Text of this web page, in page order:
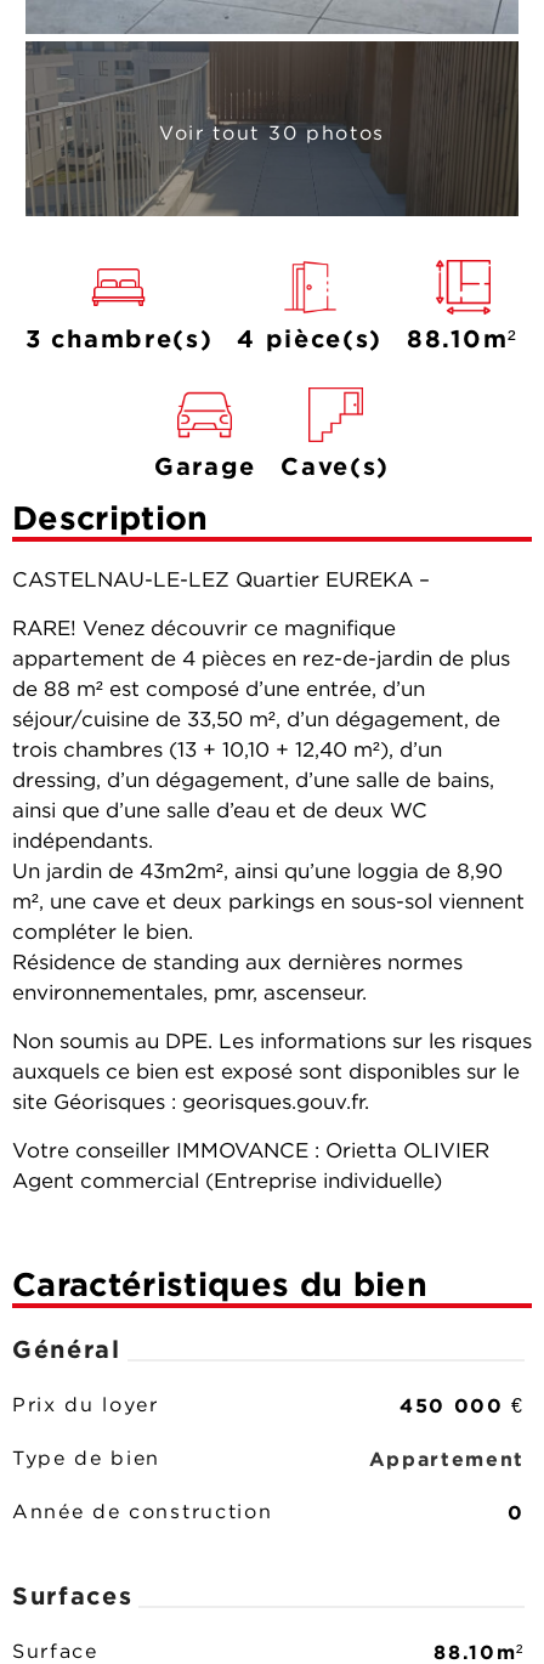
Voir tout 30 photos
3 chambre(s) 4 pièce(s) 88.10m²
Garage Cave(s)
Description
CASTELNAU-LE-LEZ Quartier EUREKA –
RARE! Venez découvrir ce magnifique
appartement de 4 pièces en rez-de-jardin de plus
de 88 m² est composé d’une entrée, d’un
séjour/cuisine de 33,50 m², d’un dégagement, de
trois chambres (13 + 10,10 + 12,40 m²), d’un
dressing, d’un dégagement, d’une salle de bains,
ainsi que d’une salle d’eau et de deux WC
indépendants.
Un jardin de 43m2m², ainsi qu’une loggia de 8,90
m², une cave et deux parkings en sous-sol viennent
compléter le bien.
Résidence de standing aux dernières normes
environnementales, pmr, ascenseur.
Non soumis au DPE. Les informations sur les risques
auxquels ce bien est exposé sont disponibles sur le
site Géorisques : georisques.gouv.fr.
Votre conseiller IMMOVANCE : Orietta OLIVIER
Agent commercial (Entreprise individuelle)
Caractéristiques du bien
Général
Prix du loyer 450 000 €
Type de bien Appartement
Année de construction 0
Surfaces
Surface 88.10m²